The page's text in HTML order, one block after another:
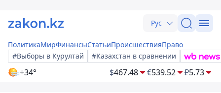
Рус
ПолитикаМирФинансыСтатьиПроисшествияПраво
#Выборы в Курултай
#Казахстан в сравнении
+34° $467.48 €539.52 ₽5.73